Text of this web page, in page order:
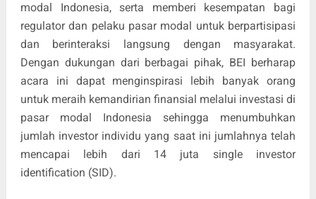
modal Indonesia, serta memberi kesempatan bagi
regulator dan pelaku pasar modal untuk berpartisipasi
dan berinteraksi langsung dengan masyarakat.
Dengan dukungan dari berbagai pihak, BEI berharap
acara ini dapat menginspirasi lebih banyak orang
untuk meraih kemandirian finansial melalui investasi di
pasar modal Indonesia sehingga menumbuhkan
jumlah investor individu yang saat ini jumlahnya telah
mencapai lebih dari 14 juta single investor
identification (SID).